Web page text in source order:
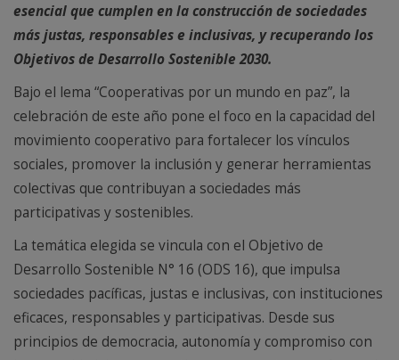
esencial que cumplen en la construcción de sociedades
más justas, responsables e inclusivas, y recuperando los
Objetivos de Desarrollo Sostenible 2030.
Bajo el lema “Cooperativas por un mundo en paz”, la
celebración de este año pone el foco en la capacidad del
movimiento cooperativo para fortalecer los vínculos
sociales, promover la inclusión y generar herramientas
colectivas que contribuyan a sociedades más
participativas y sostenibles.
La temática elegida se vincula con el Objetivo de
Desarrollo Sostenible N° 16 (ODS 16), que impulsa
sociedades pacíficas, justas e inclusivas, con instituciones
eficaces, responsables y participativas. Desde sus
principios de democracia, autonomía y compromiso con